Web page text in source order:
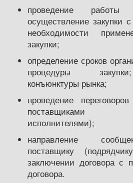
проведение
осуществление закупки
необходимости
закупки;
определение сроков
процедуры
конъюнктуры рынка;
проведение
поставщиками
исполнителями);
направление
поставщику
заключении договора с
договора.